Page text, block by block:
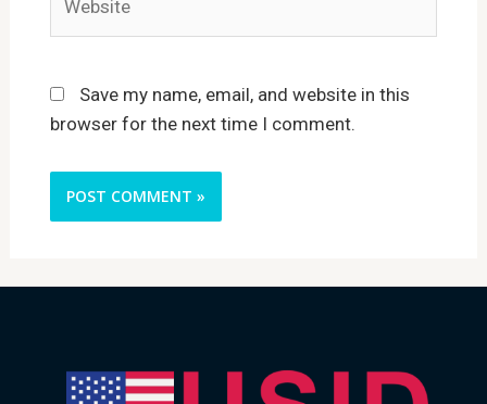
Save my name, email, and website in this
browser for the next time I comment.